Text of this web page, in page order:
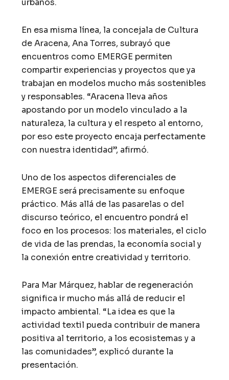
urbanos.
En esa misma línea, la concejala de Cultura
de Aracena, Ana Torres, subrayó que
encuentros como EMERGE permiten
compartir experiencias y proyectos que ya
trabajan en modelos mucho más sostenibles
y responsables. “Aracena lleva años
apostando por un modelo vinculado a la
naturaleza, la cultura y el respeto al entorno,
por eso este proyecto encaja perfectamente
con nuestra identidad”, afirmó.
Uno de los aspectos diferenciales de
EMERGE será precisamente su enfoque
práctico. Más allá de las pasarelas o del
discurso teórico, el encuentro pondrá el
foco en los procesos: los materiales, el ciclo
de vida de las prendas, la economía social y
la conexión entre creatividad y territorio.
Para Mar Márquez, hablar de regeneración
significa ir mucho más allá de reducir el
impacto ambiental. “La idea es que la
actividad textil pueda contribuir de manera
positiva al territorio, a los ecosistemas y a
las comunidades”, explicó durante la
presentación.